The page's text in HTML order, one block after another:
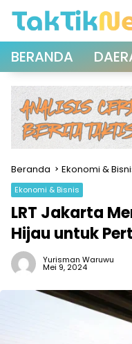
BERANDA
Beranda Ekonomi &
Ekonomi & Bisnis
LRT Jakarta
Hijau untuk
Yurisman Waruwu
Mei 9, 2024